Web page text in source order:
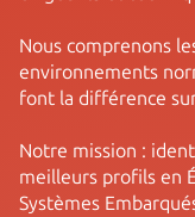
Nous comprenons
environnements
font la différence
Notre mission :
meilleurs profils en
Systèmes